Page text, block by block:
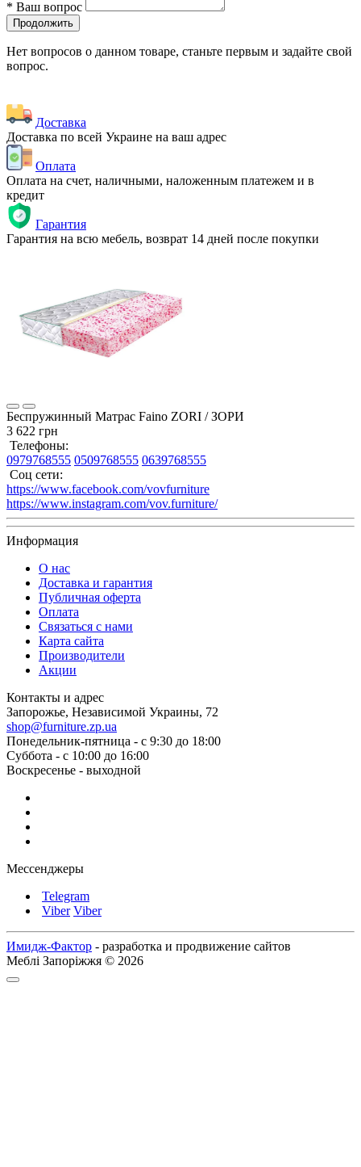
* Ваш вопрос
Продолжить
Нет вопросов о данном товаре, станьте первым и задайте свой
вопрос.
Доставка
Доставка по всей Украине на ваш адрес
Оплата
Оплата на счет, наличными, наложенным платежем и в
кредит
Гарантия
Гарантия на всю мебель, возврат 14 дней после покупки
Беспружинный Матрас Faino ZORI / ЗОРИ
3 622 грн
Телефоны:
0979768555 0509768555 0639768555
Соц сети:
https://www.facebook.com/vovfurniture
https://www.instagram.com/vov.furniture/
Информация
О нас
Доставка и гарантия
Публичная оферта
Оплата
Связаться с нами
Карта сайта
Производители
Акции
Контакты и адрес
Запорожье, Независимой Украины, 72
shop@furniture.zp.ua
Понедельник-пятница - с 9:30 до 18:00
Суббота - с 10:00 до 16:00
Воскресенье - выходной
Мессенджеры
Telegram
Viber Viber
Имидж-Фактор - разработка и продвижение сайтов
Меблі Запоріжжя © 2026